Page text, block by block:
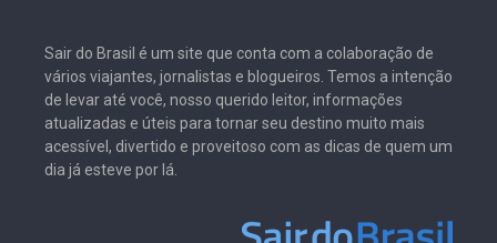
Sair do Brasil é um site que conta com a colaboração de
vários viajantes, jornalistas e blogueiros. Temos a intenção
de levar até você, nosso querido leitor, informações
atualizadas e úteis para tornar seu destino muito mais
acessível, divertido e proveitoso com as dicas de quem um
dia já esteve por lá.